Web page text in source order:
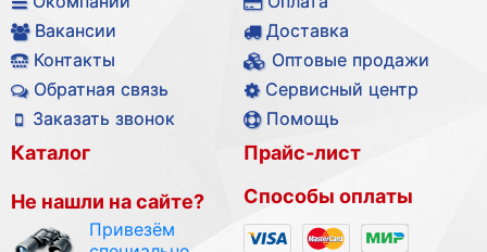
Вакансии
Контакты
Обратная связь
Заказать звонок
Доставка
Оптовые продажи
Сервисный центр
Помощь
Каталог
Не нашли на сайте?
Привезём
Прайс-лист
Способы оплаты